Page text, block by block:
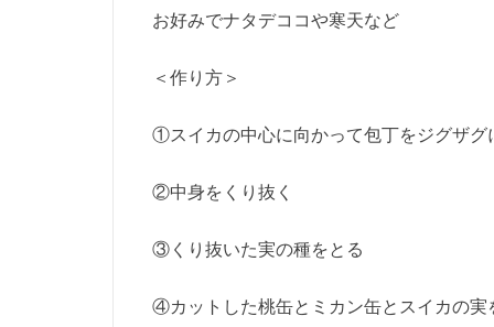
お好みでナタデココや寒天など
＜作り方＞
①スイカの中心に向かって包丁をジグザグ
②中身をくり抜く
③くり抜いた実の種をとる
④カットした桃缶とミカン缶とスイカの実